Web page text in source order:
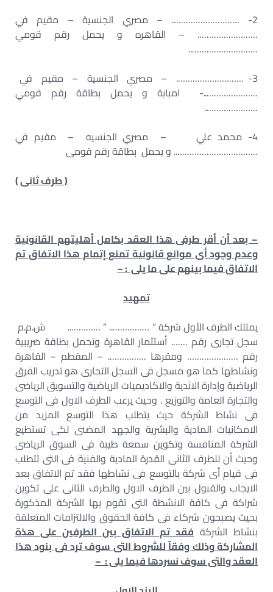
2- ………………………. – مصري الجنسية – مقيم في
……………………. – القاهره و يحمل رقم قومي
………………………..
3- ………………………. – مصري الجنسية – مقيم في
…………………..- امبابة و يحمل بطاقة رقم قومي
………………….
4- محمد علي – مصري الجنسيه – مقيم في
…………………………….. و يحمل بطاقة رقم قومى
( طرف ثانى )
– بعد أن أقر طرفى هذا العقد بكامل أهليتهم القانونية
وعدم وجود أى موانع قانونية تمنع إتمام هذا الاتفاق تم
الاتفاق فيما بينهم على ما يلى : –
تمهيد
يمتلك الطرف الأول شركة ” …………….. ” ………….. ش.م.م
سجل تجارى رقم ……. أستثمار القاهرة وتحمل بطاقة ضريبية
رقم ………………… ومقرها ……………. – المقطم – القاهرة
ونشاطها كما هو مسجل فى السجل التجارى هو تدريب الفرق
الرياضية وإدارة الاندية والاكاديميات الرياضية والتسويق الرياضى
والتجارة العامة والتوزيع . وحيث يرعب الطرف الاول فى التوسع
فى نشاط الشركة حيث يتطلب هذا التوسع المزيد من
الامكانيات المادية والبشرية والجهد المضنى لكى تستطيع
الشركة المنافسة وتكوين سمعة طيبة فى السوق الرياضى
وحيث أن للطرف الثانى القدرة المادية والفنية فى التى تتطلب
فى قيام أى شركة بالتوسع فى نشاطها فقد تم الاتفاق بعد
الايجاب والقبول بين الطرف الاول والطرف الثانى على تكوين
شراكة فى كافة الانشطة التى تقوم بها الشركة المذكورة
بحيث يصبحون شركاء فى كافة الحقوق والالتزامات المتعلقة
بنشاط الشركة فقد تم الاتفاق بين الطرفين على هذة
المشاركةوذلك وفقآ للشروط التى سوف ترد فى بنود هذا
العقد والتى سوف نسردها فيما يلى : –